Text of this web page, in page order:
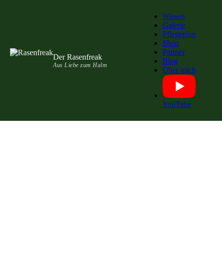
Der Rasenfreak
Aus Liebe zum Halm
Wissen
Galerie
Pflegeplan
Shop
Partner
Blog
Über mich
YouTube